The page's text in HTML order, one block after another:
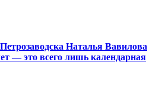
Наталья Вавилова
— это всего лишь календарная